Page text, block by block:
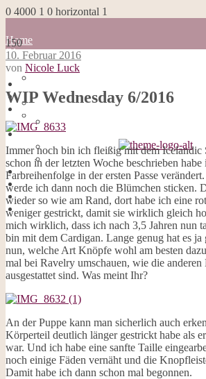
0 4000 1 0 horizontal 1
Home
Blog
about me
Impressum
Datenschutzerklärung
Galerie
Opal-Abos
Strickblogs
Hörbücher
150
Home
Blog
about me
100 Dinge
Impressum
Datenschutzerklärung
Cookies
Galerie
Opal-Abos
Strickblogs
Hörbücher
10. Februar 2016
von Nicole Luck
WIP Wednesday 6/2016
Immer noch bin ich fleißig mit dem Icelandic
schon in der letzten Woche beschrieben habe
Farbreihenfolge in der ersten Passe
werde ich dann noch die Blümchen sticken.
wieder so wie am Rand, dort habe ich eine
weniger gestrickt, damit sie wirklich gleich
mich wirklich, dass ich nach 3,5 Jahren nun
bin mit dem Cardigan. Lange genug hat es ja
nun, welche Art Knöpfe wohl am besten
mal bei Ravelry umschauen, wie die anderen
ausgestattet sind. Was meint Ihr?
An der Puppe kann man sicherlich auch
Körperteil deutlich länger gestrickt habe als
war. Und ich habe eine sanfte Taille
noch einige Fäden vernäht und die
Damit habe ich dann schon mal begonnen.